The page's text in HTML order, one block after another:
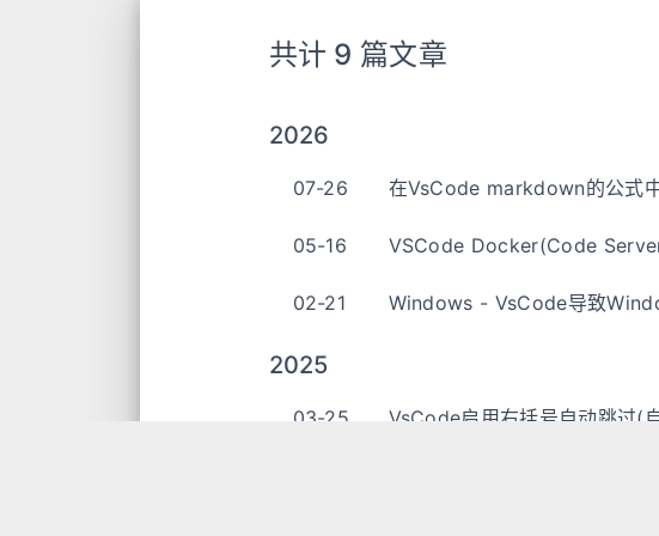
共计 9 篇文章
2026
07-26 在VsCode markdown的公式
05-16 VSCode Docker(Code
02-21 Windows - VsCode导致
2025
03-25 VsCode启用右括号自动跳过(